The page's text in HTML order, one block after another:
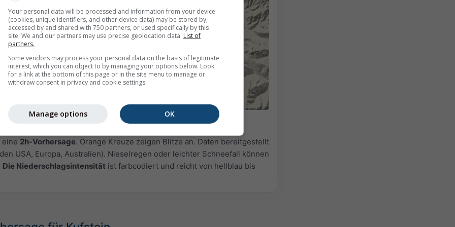
Moderat Stark Sehr schwer Hagel
eine 2h-Vorhersage. Orange Kreuze zeigen Blitze an. Daten bereitgestellt
USA, Europa, Australien). Nieselregen oder leichter Schneefall können
Die Niederschlagsintensität ist farbcodiert und reicht von hellblau bis
Your personal data will be processed and information from your device
(cookies, unique identifiers, and other device data) may be stored by,
accessed by and shared with 750 partners, or used specifically by this
site. We and our partners may use precise geolocation data. List of
partners.
Some vendors may process your personal data on the basis of legitimate
interest, which you can object to by managing your options below. Look
for a link at the bottom of this page or in the site menu to manage or
withdraw consent in privacy and cookie settings.
OK
Manage options